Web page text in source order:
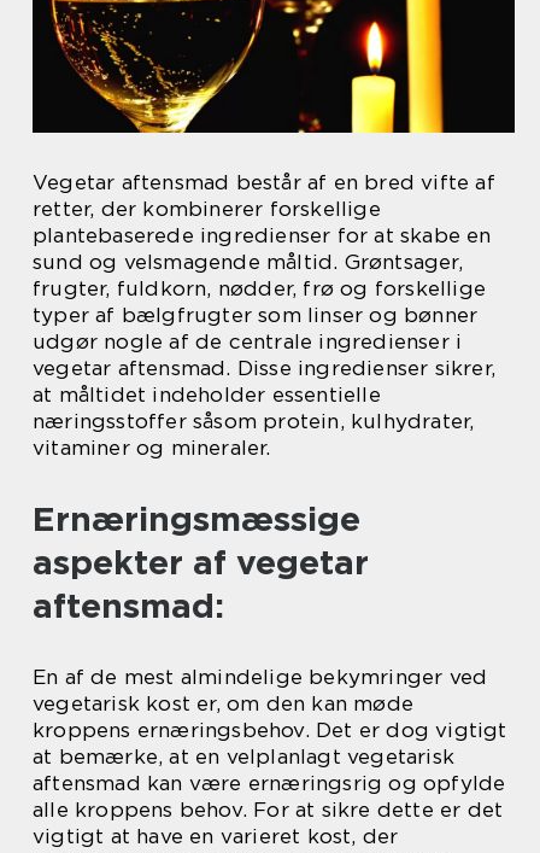
Vegetar aftensmad består af en bred vifte af
retter, der kombinerer forskellige
plantebaserede ingredienser for at skabe en
sund og velsmagende måltid. Grøntsager,
frugter, fuldkorn, nødder, frø og forskellige
typer af bælgfrugter som linser og bønner
udgør nogle af de centrale ingredienser i
vegetar aftensmad. Disse ingredienser sikrer,
at måltidet indeholder essentielle
næringsstoffer såsom protein, kulhydrater,
vitaminer og mineraler.
Ernæringsmæssige
aspekter af vegetar
aftensmad:
En af de mest almindelige bekymringer ved
vegetarisk kost er, om den kan møde
kroppens ernæringsbehov. Det er dog vigtigt
at bemærke, at en velplanlagt vegetarisk
aftensmad kan være ernæringsrig og opfylde
alle kroppens behov. For at sikre dette er det
vigtigt at have en varieret kost, der